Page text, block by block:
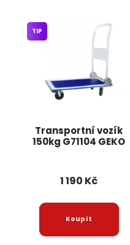
Transportní vozík
150kg G71104 GEKO
TIP
1 190 Kč